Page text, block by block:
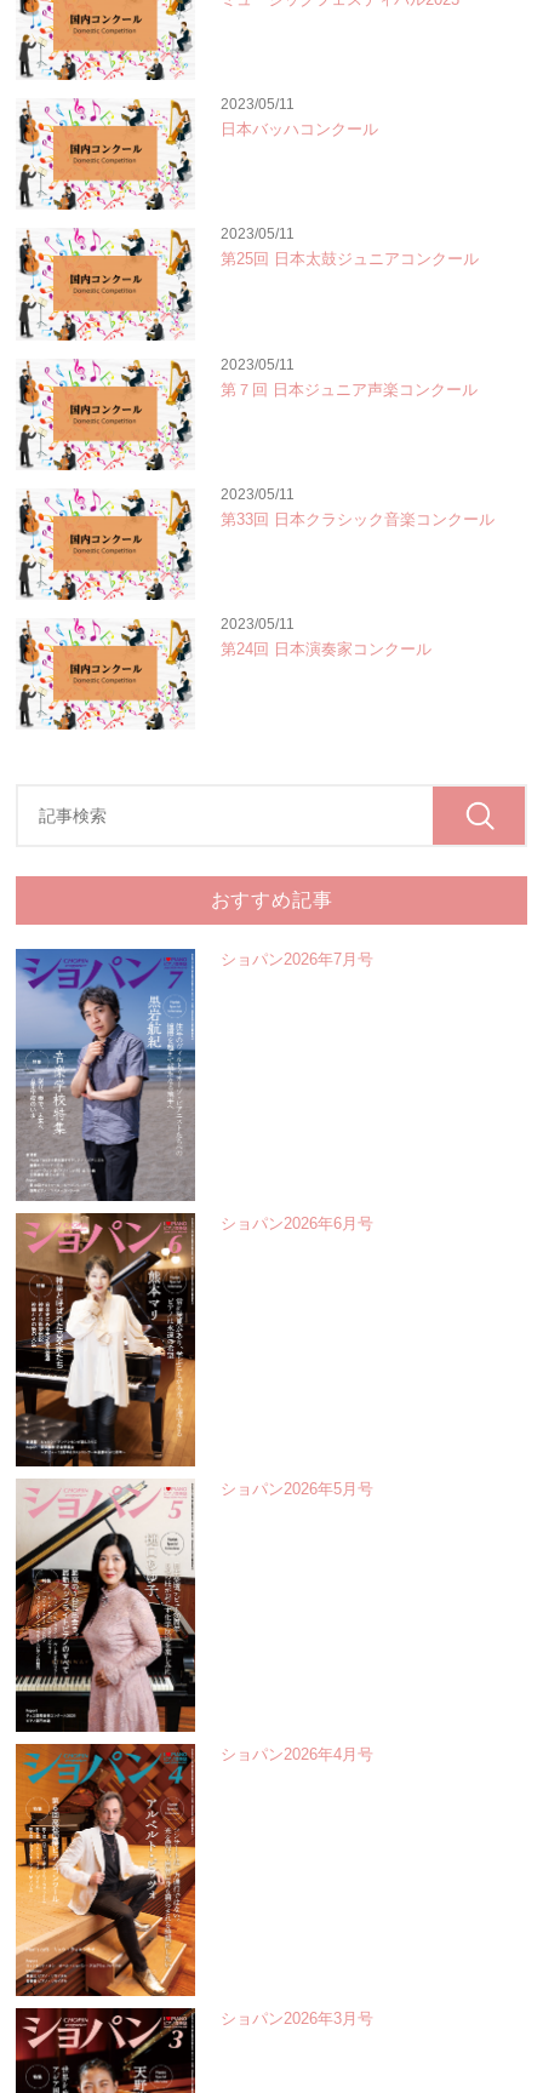
2023/05/11
日本バッハコンクール
2023/05/11
第25回 日本太鼓ジュニアコンクール
2023/05/11
第７回 日本ジュニア声楽コンクール
2023/05/11
第33回 日本クラシック音楽コンクール
2023/05/11
第24回 日本演奏家コンクール
おすすめ記事
ショパン2026年7月号
ショパン2026年6月号
ショパン2026年5月号
ショパン2026年4月号
ショパン2026年3月号